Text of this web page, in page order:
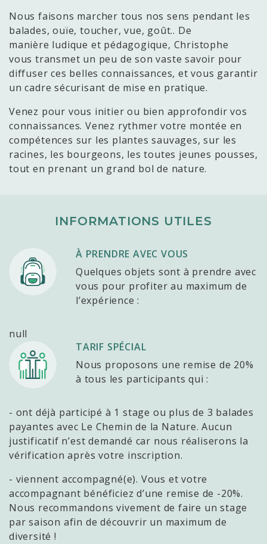
Nous faisons marcher tous nos sens pendant les
balades, ouïe, toucher, vue, goût.. De
manière ludique et pédagogique, Christophe
vous transmet un peu de son vaste savoir pour
diffuser ces belles connaissances, et vous garantir
un cadre sécurisant de mise en pratique.
Venez pour vous initier ou bien approfondir vos
connaissances. Venez rythmer votre montée en
compétences sur les plantes sauvages, sur les
racines, les bourgeons, les toutes jeunes pousses,
tout en prenant un grand bol de nature.
INFORMATIONS UTILES
À PRENDRE AVEC VOUS
Quelques objets sont à prendre avec
vous pour profiter au maximum de
l’expérience :
null
TARIF SPÉCIAL
Nous proposons une remise de 20%
à tous les participants qui :
- ont déjà participé à 1 stage ou plus de 3 balades
payantes avec Le Chemin de la Nature. Aucun
justificatif n’est demandé car nous réaliserons la
vérification après votre inscription.
- viennent accompagné(e). Vous et votre
accompagnant bénéficiez d’une remise de -20%.
Nous recommandons vivement de faire un stage
par saison afin de découvrir un maximum de
diversité !